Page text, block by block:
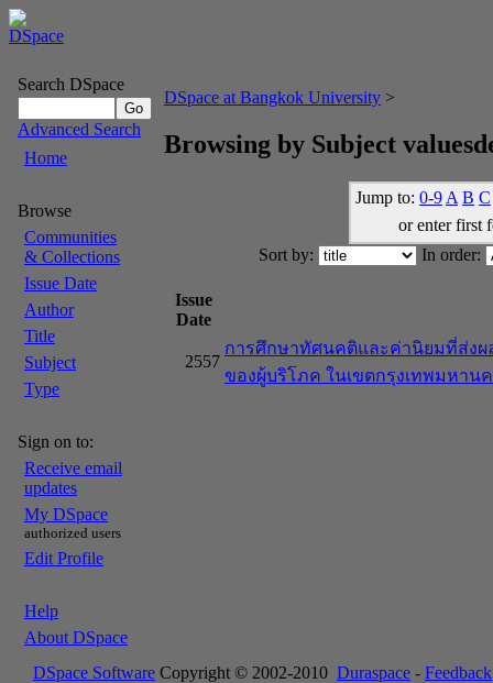
Search DSpace
Advanced Search
Home
Browse
Communities
& Collections
Issue Date
Author
Title
Subject
Type
Sign on to:
Receive email
updates
My DSpace
authorized users
Edit Profile
Help
About DSpace
DSpace at Bangkok University >
Browsing by Subject
Jump to: 0-9 A B C
or enter first
Sort by:
In order:
Issue
Date
2557
การศึกษาทัศนคติและค่านิยมที่ส่งผ
ของผู้บริโภค ในเขตกรุงเทพมหาน
DSpace Software Copyright © 2002-2010 Duraspace - Feedback